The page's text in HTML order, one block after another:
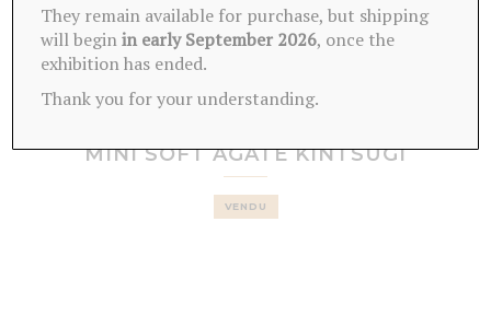
MINI SOFT AGATE KINTSUGI
VENDU
They remain available for purchase, but shipping
will beginin early September 2026, once the
exhibition has ended.
Thank you for your understanding.